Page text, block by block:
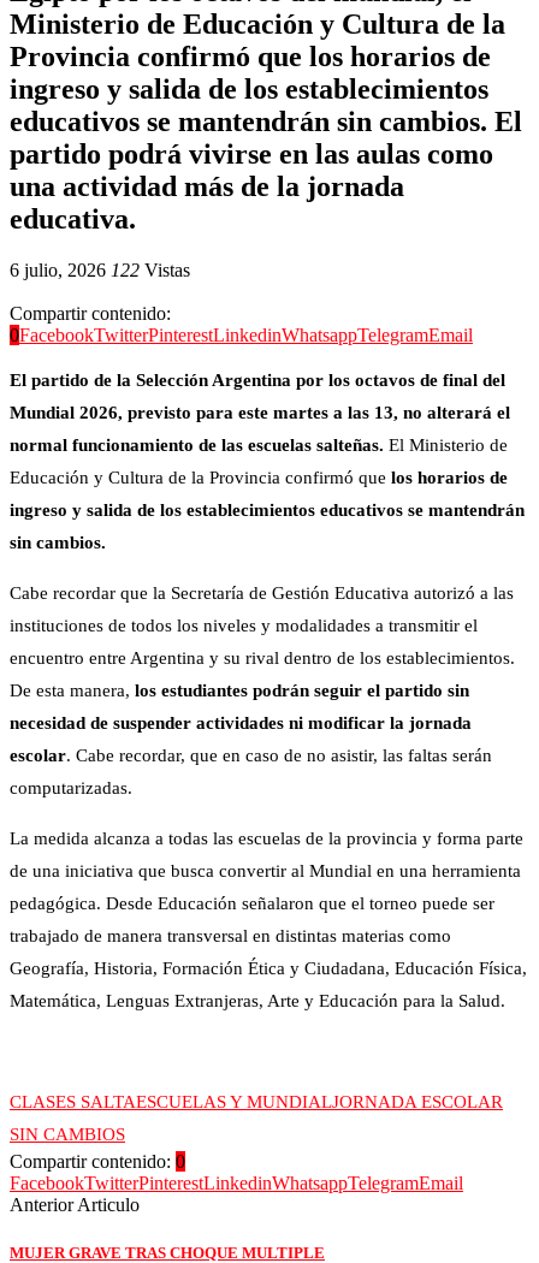
Ministerio de Educación y Cultura de la
Provincia confirmó que los horarios de
ingreso y salida de los establecimientos
educativos se mantendrán sin cambios. El
partido podrá vivirse en las aulas como
una actividad más de la jornada
educativa.
6 julio, 2026 122 Vistas
Compartir contenido:
0FacebookTwitterPinterestLinkedinWhatsappTelegramEmail
El partido de la Selección Argentina por los octavos de final del
Mundial 2026, previsto para este martes a las 13, no alterará el
normal funcionamiento de las escuelas salteñas. El Ministerio de
Educación y Cultura de la Provincia confirmó que los horarios de
ingreso y salida de los establecimientos educativos se mantendrán
sin cambios.
Cabe recordar que la Secretaría de Gestión Educativa autorizó a las
instituciones de todos los niveles y modalidades a transmitir el
encuentro entre Argentina y su rival dentro de los establecimientos.
De esta manera, los estudiantes podrán seguir el partido sin
necesidad de suspender actividades ni modificar la jornada
escolar. Cabe recordar, que en caso de no asistir, las faltas serán
computarizadas.
La medida alcanza a todas las escuelas de la provincia y forma parte
de una iniciativa que busca convertir al Mundial en una herramienta
pedagógica. Desde Educación señalaron que el torneo puede ser
trabajado de manera transversal en distintas materias como
Geografía, Historia, Formación Ética y Ciudadana, Educación Física,
Matemática, Lenguas Extranjeras, Arte y Educación para la Salud.
CLASES SALTAESCUELAS Y MUNDIALJORNADA ESCOLAR
SIN CAMBIOS
Compartir contenido: 0
FacebookTwitterPinterestLinkedinWhatsappTelegramEmail
Anterior Articulo
MUJER GRAVE TRAS CHOQUE MULTIPLE